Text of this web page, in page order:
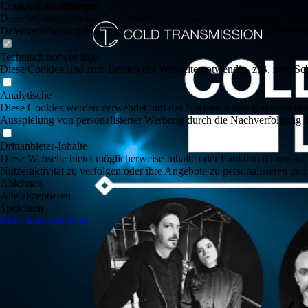
Cookie-Einstellungen
Diese Webseite verwendet Cookies, um Besuchern ein optimales
Datenverarbeitung kann dann auch in einem Drittland erfolgen.
Technisch notwendige
Diese Cookies sind zum Betrieb der Webseite notwendig, z.B. zum
Analytische
Diese Cookies werden verwendet, um das Nutzererlebnis weiter zu
Ausspielung von personalisierter Werbung durch die Nachverfolgung
Drittanbieter-Inhalte
Diese Webseite bietet möglicherweise Inhalte oder Funktionalitäten
Nutzeraktivität zu verfolgen oder ihre Angebote zu personalisieren
Ablehnen
Alle akzeptieren
Speichern
Mehr Informationen